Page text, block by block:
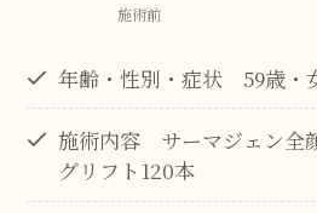
施術前
年齢・性別・症状 59歳・
施術内容 サーマジェン全
グリフト120本